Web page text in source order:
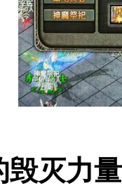
毁灭力量